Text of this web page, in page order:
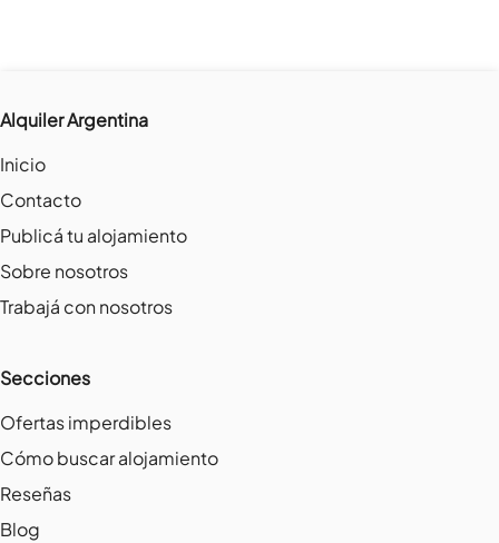
Alquiler Argentina
Inicio
Contacto
Publicá tu alojamiento
Sobre nosotros
Trabajá con nosotros
Secciones
Ofertas imperdibles
Cómo buscar alojamiento
Reseñas
Blog